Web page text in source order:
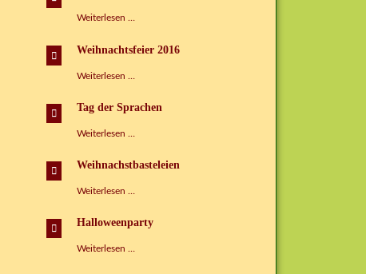
Weiterlesen …
Kispi
Weihnachtsfeier 2016
Weiterlesen …
Tag der Sprachen
Weiterlesen …
Sprachen
Weihnachstbasteleien
Weiterlesen …
Halloweenparty
Weiterlesen …